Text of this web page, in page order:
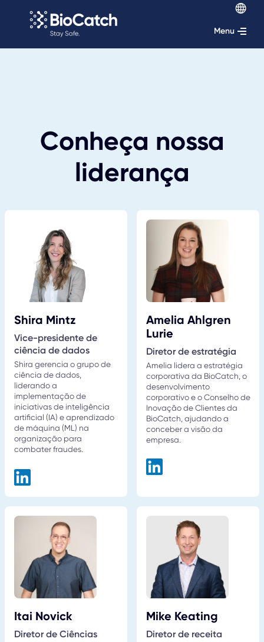
Menu
Conheça nossa
liderança
Shira Mintz
Vice-presidente de
ciência de dados
Shira gerencia o grupo de
ciência de dados,
liderando a
implementação de
iniciativas de inteligência
artificial (IA) e aprendizado
de máquina (ML) na
organização para
combater fraudes.
Amelia Ahlgren
Lurie
Diretor de estratégia
Amelia lidera a estratégia
corporativa da BioCatch, o
desenvolvimento
corporativo e o Conselho de
Inovação de Clientes da
BioCatch, ajudando a
conceber a visão da
empresa.
Itai Novick
Diretor de Ciências
Mike Keating
Diretor de receita